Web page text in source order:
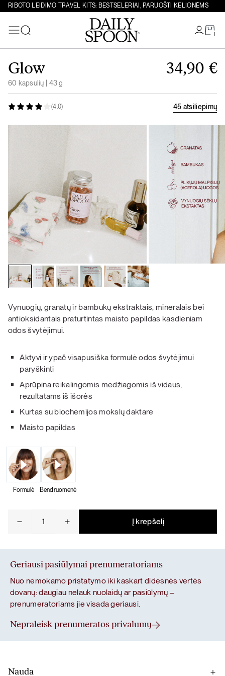
RIBOTO LEIDIMO TRAVEL KITS: BESTSELERIAI, PARUOŠTI KELIONĖMS
1
Paieška
(4.0) 45 atsiliepimų
Glow
60 kapsulių | 43 g
34,90 €
Vynuogių, granatų ir bambukų ekstraktais, mineralais bei
antioksidantais praturtintas maisto papildas kasdieniam
odos švytėjimui.
Aktyvi ir ypač visapusiška formulė odos švytėjimui
paryškinti
Aprūpina reikalingomis medžiagomis iš vidaus,
rezultatams iš išorės
Kurtas su biochemijos mokslų daktare
Maisto papildas
Formulė Bendruomenė
kiekis:
Į krepšelį
Geriausi pasiūlymai prenumeratoriams
Nuo nemokamo pristatymo iki kaskart didesnės vertės
dovanų: daugiau nelauk nuolaidų ar pasiūlymų –
prenumeratoriams jie visada geriausi.
Nepraleisk prenumeratos privalumų
Nauda